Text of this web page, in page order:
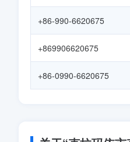
+86-990-6620675
+869906620675
+86-0990-6620675